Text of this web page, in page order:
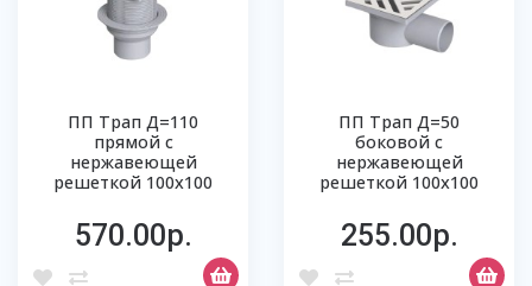
ПП Трап Д=110
прямой с
нержавеющей
решеткой 100х100
570.00р.
ПП Трап Д=50
боковой с
нержавеющей
решеткой 100х100
255.00р.